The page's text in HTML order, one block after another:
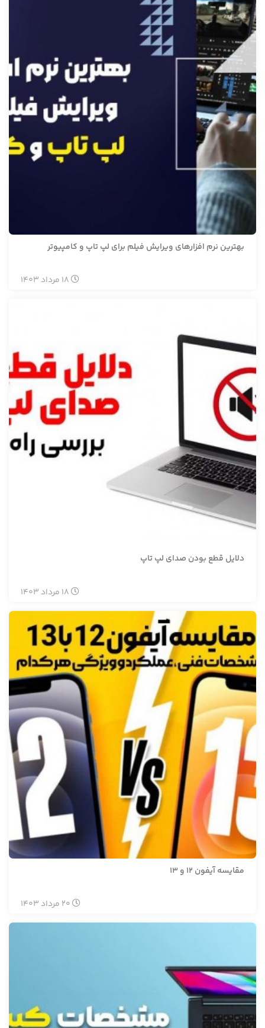
بهترین نرم افزارهای ویرایش فیلم برای لپ تاپ و کامپیوتر
18 مرداد 1403
دلایل قطع بودن صدای لپ تاپ
18 مرداد 1403
مقایسه آیفون 12 و 13
20 مرداد 1403